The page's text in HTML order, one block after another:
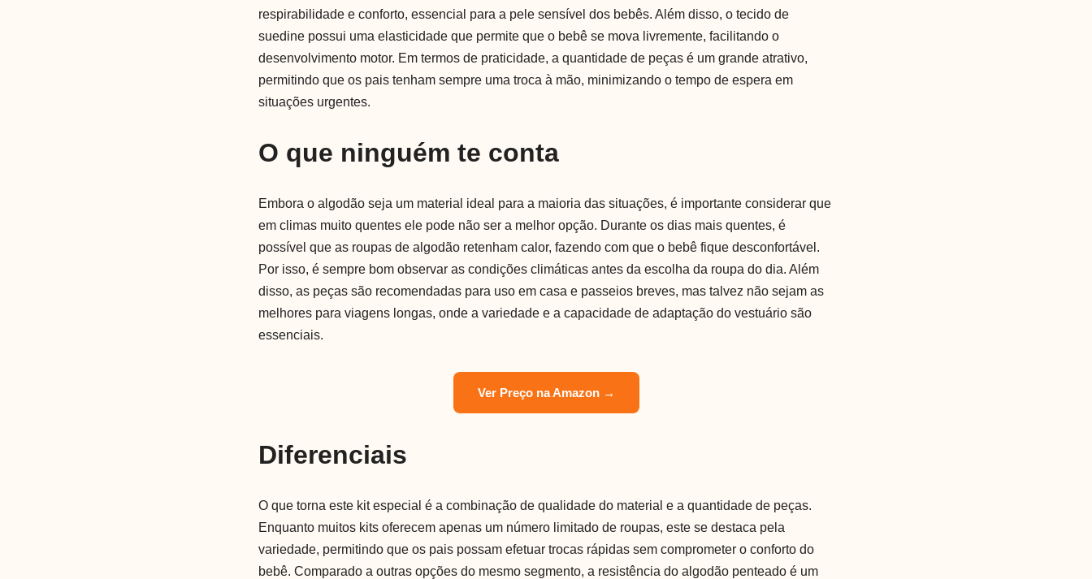
respirabilidade e conforto, essencial para a pele sensível dos bebês. Além disso, o tecido de
suedine possui uma elasticidade que permite que o bebê se mova livremente, facilitando o
desenvolvimento motor. Em termos de praticidade, a quantidade de peças é um grande atrativo,
permitindo que os pais tenham sempre uma troca à mão, minimizando o tempo de espera em
situações urgentes.
O que ninguém te conta
Embora o algodão seja um material ideal para a maioria das situações, é importante considerar que
em climas muito quentes ele pode não ser a melhor opção. Durante os dias mais quentes, é
possível que as roupas de algodão retenham calor, fazendo com que o bebê fique desconfortável.
Por isso, é sempre bom observar as condições climáticas antes da escolha da roupa do dia. Além
disso, as peças são recomendadas para uso em casa e passeios breves, mas talvez não sejam as
melhores para viagens longas, onde a variedade e a capacidade de adaptação do vestuário são
essenciais.
Ver Preço na Amazon →
Diferenciais
O que torna este kit especial é a combinação de qualidade do material e a quantidade de peças.
Enquanto muitos kits oferecem apenas um número limitado de roupas, este se destaca pela
variedade, permitindo que os pais possam efetuar trocas rápidas sem comprometer o conforto do
bebê. Comparado a outras opções do mesmo segmento, a resistência do algodão penteado é um